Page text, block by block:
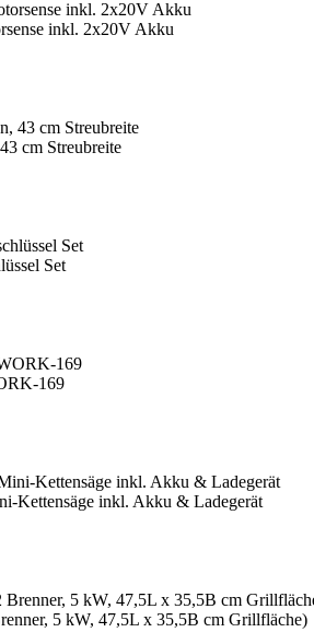
inkl. 2x20V Akku
cm Streubreite
Set
169
Kettensäge inkl. Akku & Ladegerät
5 kW, 47,5L x 35,5B cm Grillfläche)